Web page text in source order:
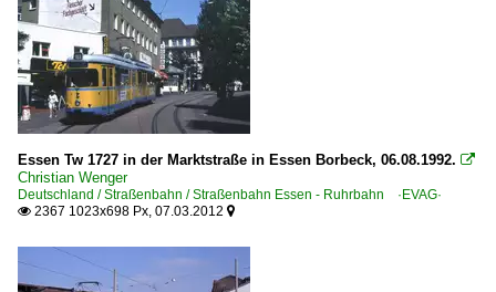
Straßenbahnfahrzeuge | Arbeitsfahrzeuge
Schienenschleifwagen und-züge
Straßenbahnfahrzeuge | historisch
Duewag | M-Wagen
Duewag | M6S | Gelenktriebwagen
Duewag | T4 | Großraum-Triebwagen
2012
2013
2014
2015
2016
2017
2018
2020
Essen Tw 1727 in der Marktstraße in Essen Borbeck, 06.08.1992. 
Christian Wenger
Deutschland / Straßenbahn / Straßenbahn Essen - Ruhrbahn ·EVAG·
 2367 1023x698 Px, 07.03.2012 